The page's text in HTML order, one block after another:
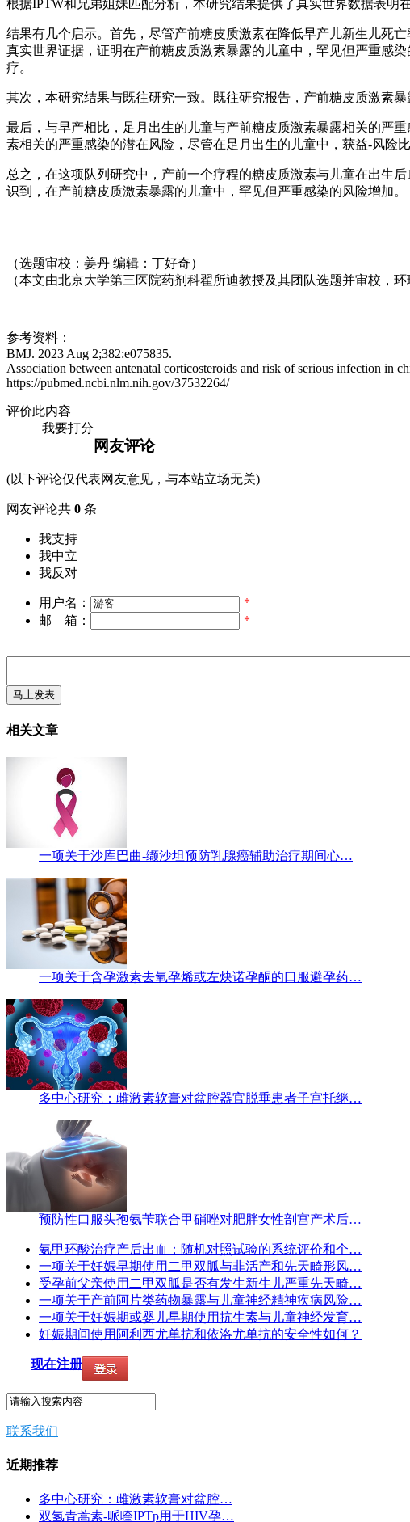
根据IPTW和兄弟姐妹匹配分析，本研究结果提供了真实世界数据表明
结果有几个启示。首先，尽管产前糖皮质激素在降低早产儿新生儿死
真实世界证据，证明在产前糖皮质激素暴露的儿童中，罕见但严重感
疗。
其次，本研究结果与既往研究一致。既往研究报告，产前糖皮质激素
最后，与早产相比，足月出生的儿童与产前糖皮质激素暴露相关的严
素相关的严重感染的潜在风险，尽管在足月出生的儿童中，获益-风险
总之，在这项队列研究中，产前一个疗程的糖皮质激素与儿童在出生
识到，在产前糖皮质激素暴露的儿童中，罕见但严重感染的风险增加。
（选题审校：姜丹 编辑：丁好奇）
（本文由北京大学第三医院药剂科翟所迪教授及其团队选题并审校，环
参考资料：
BMJ. 2023 Aug 2;382:e075835.
Association between antenatal corticosteroids and risk of serious infection in
https://pubmed.ncbi.nlm.nih.gov/37532264/
评价此内容
我要打分
网友评论
(以下评论仅代表网友意见，与本站立场无关)
网友评论共 0 条
我支持
我中立
我反对
用户名：
*
邮 箱：
*
相关文章
一项关于沙库巴曲-缬沙坦预防乳腺癌辅助治疗期间心…
一项关于含孕激素去氧孕烯或左炔诺孕酮的口服避孕药…
多中心研究：雌激素软膏对盆腔器官脱垂患者子宫托继…
预防性口服头孢氨苄联合甲硝唑对肥胖女性剖宫产术后…
氨甲环酸治疗产后出血：随机对照试验的系统评价和个…
一项关于妊娠早期使用二甲双胍与非活产和先天畸形风…
受孕前父亲使用二甲双胍是否有发生新生儿严重先天畸…
一项关于产前阿片类药物暴露与儿童神经精神疾病风险…
一项关于妊娠期或婴儿早期使用抗生素与儿童神经发育…
妊娠期间使用阿利西尤单抗和依洛尤单抗的安全性如何？
现在注册
联系我们
近期推荐
多中心研究：雌激素软膏对盆腔…
双氢青蒿素-哌喹IPTp用于HIV孕…